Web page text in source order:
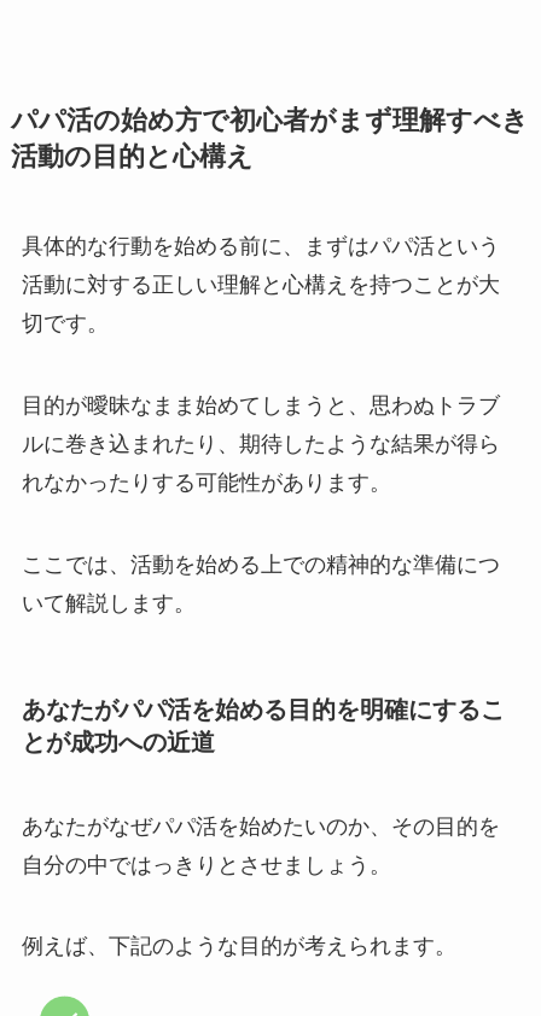
パパ活の始め方で初心者がまず理解すべき
活動の目的と心構え
具体的な行動を始める前に、まずはパパ活という
活動に対する正しい理解と心構えを持つことが大
切です。
目的が曖昧なまま始めてしまうと、思わぬトラブ
ルに巻き込まれたり、期待したような結果が得ら
れなかったりする可能性があります。
ここでは、活動を始める上での精神的な準備につ
いて解説します。
あなたがパパ活を始める目的を明確にするこ
とが成功への近道
あなたがなぜパパ活を始めたいのか、その目的を
自分の中ではっきりとさせましょう。
例えば、下記のような目的が考えられます。